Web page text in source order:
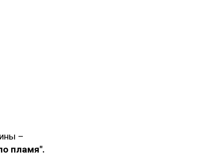
–
пламя".